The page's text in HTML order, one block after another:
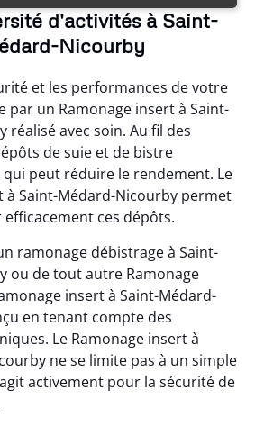
d'activités à Saint-
Nicourby
et les performances de votre
par un Ramonage insert à Saint-
réalisé avec soin. Au fil des
de suie et de bistre
qui peut réduire le rendement. Le
à Saint-Médard-Nicourby permet
ces dépôts.
ramonage débistrage à Saint-
ou de tout autre Ramonage
insert à Saint-Médard-
en tenant compte des
Le Ramonage insert à
ne se limite pas à un simple
activement pour la sécurité de